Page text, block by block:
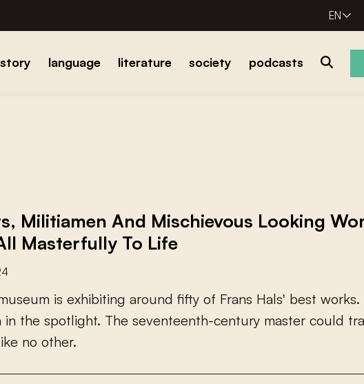
EN
language literature society podcasts
Militiamen And Mischievous Looking
Masterfully To Life
useum is exhibiting around ffy of Frans Hals' best works.
in the spotlight. The seventeenth-century master could tra
ike no other.